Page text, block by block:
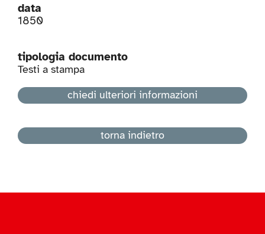
data
1850
tipologia documento
Testi a stampa
chiedi ulteriori informazioni
torna indietro